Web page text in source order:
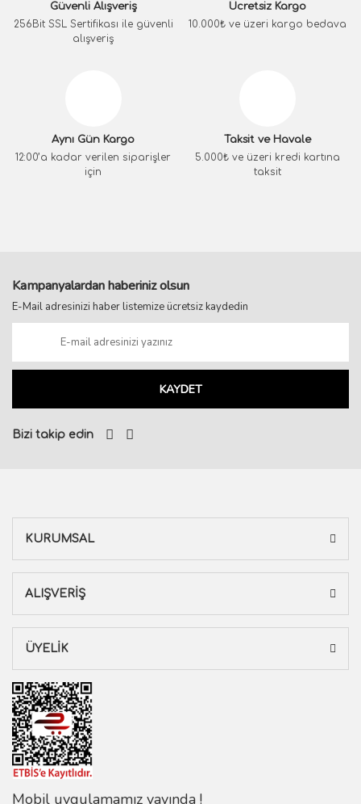
Güvenli Alışveriş
256Bit SSL Sertifikası ile güvenli
alışveriş
Ücretsiz Kargo
10.000₺ ve üzeri kargo bedava
Aynı Gün Kargo
12:00’a kadar verilen siparişler
için
Taksit ve Havale
5.000₺ ve üzeri kredi kartına
taksit
Kampanyalardan haberiniz olsun
E-Mail adresinizi haber listemize ücretsiz kaydedin
KAYDET
Bizi takip edin
KURUMSAL
ALIŞVERİŞ
ÜYELİK
Mobil uygulamamız yayında !